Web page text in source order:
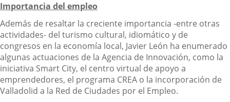
Importancia del empleo
Además de resaltar la creciente importancia -entre otras
actividades- del turismo cultural, idiomático y de
congresos en la economía local, Javier León ha enumerado
algunas actuaciones de la Agencia de Innovación, como la
iniciativa Smart City, el centro virtual de apoyo a
emprendedores, el programa CREA o la incorporación de
Valladolid a la Red de Ciudades por el Empleo.